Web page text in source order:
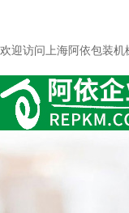
欢迎访问上海阿依包装机